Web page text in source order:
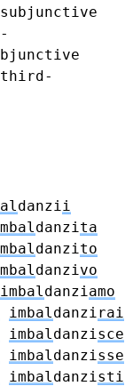
third-
danzii
danzita
danzito
danzivo
imbaldanziamo
imbaldanzirai
imbaldanzisce
imbaldanzisse
imbaldanzisti